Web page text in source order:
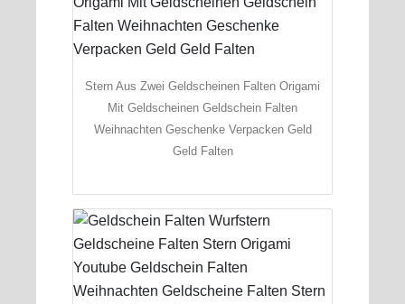
Stern Aus Zwei Geldscheinen Falten Origami
Mit Geldscheinen Geldschein Falten
Weihnachten Geschenke Verpacken Geld
Geld Falten